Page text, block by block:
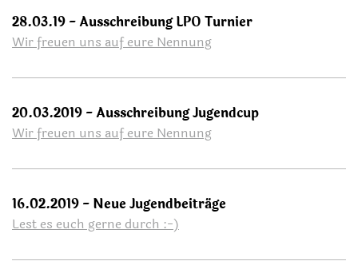
28.03.19 - Ausschreibung LPO Turnier
Wir freuen uns auf eure Nennung
20.03.2019 - Ausschreibung Jugendcup
Wir freuen uns auf eure Nennung
16.02.2019 - Neue Jugendbeiträge
Lest es euch gerne durch :-)